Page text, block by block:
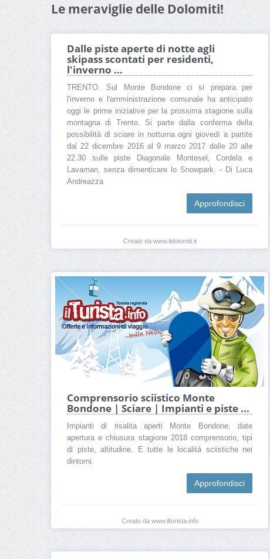
Le meraviglie delle Dolomiti!
Dalle piste aperte di notte agli
skipass scontati per residenti,
l'inverno ...
TRENTO. Sul Monte Bondone ci si prepara per
l'inverno e l'amministrazione comunale ha anticipato
oggi le prime iniziative per la prossima stagione sulla
montagna di Trento. Si parte dalla conferma della
possibilità di sciare in notturna ogni giovedì a partite
dal 22 dicembre 2016 al 9 marzo 2017 dalle 20 alle
22.30 sulle piste Diagonale Montesel, Cordela e
Lavaman, senza dimenticare lo Snowpark. - Di Luca
Andreazza
Approfondisci
Creato da www.ildolomiti.it
Comprensorio sciistico Monte
Bondone | Sciare | Impianti e piste ...
Impianti di risalita aperti Monte Bondone, date
apertura e chiusura stagione 2018 comprensorio, tipi
di piste, altitudine. E tutte le località sciistiche nei
dintorni.
Approfondisci
Creato da www.ilturista.info